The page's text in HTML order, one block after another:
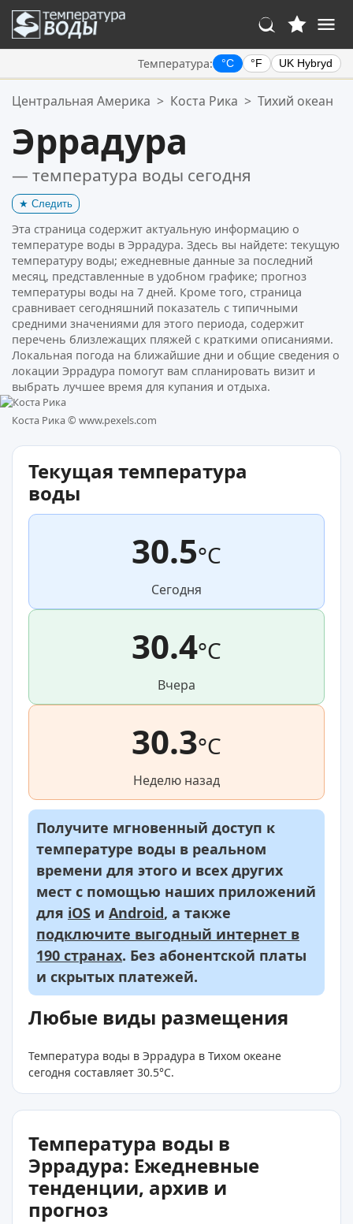
Температура: °C °F UK Hybryd
Ваше избранное:
Центральная Америка > Коста Рика > Тихий океан
Эррадура
— температура воды сегодня
★ Следить
Эта страница содержит актуальную информацию о
температуре воды в Эррадура. Здесь вы найдете: текущую
температуру воды; ежедневные данные за последний
месяц, представленные в удобном графике; прогноз
температуры воды на 7 дней. Кроме того, страница
сравнивает сегодняшний показатель с типичными
средними значениями для этого периода, содержит
перечень близлежащих пляжей с краткими описаниями.
Локальная погода на ближайшие дни и общие сведения о
локации Эррадура помогут вам спланировать визит и
выбрать лучшее время для купания и отдыха.
Коста Рика © www.pexels.com
Текущая температура
воды
30.5°C
Сегодня
30.4°C
Вчера
30.3°C
Неделю назад
Получите мгновенный доступ к
температуре воды в реальном
времени для этого и всех других
мест с помощью наших приложений
для iOS и Android, а также
подключите выгодный интернет в
190 странах. Без абонентской платы
и скрытых платежей.
Любые виды размещения
Температура воды в Эррадура в Тихом океане
сегодня составляет 30.5°C.
Температура воды в
Эррадура: Ежедневные
тенденции, архив и
прогноз